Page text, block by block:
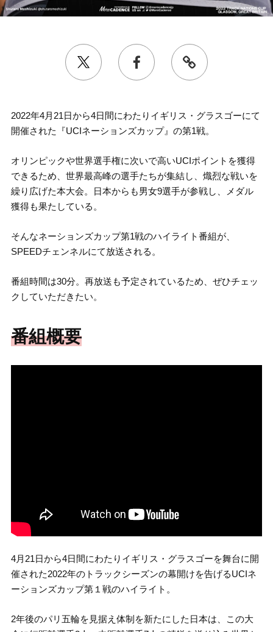
2022年4月21日から4日間にわたりイギリス・グラスゴーにて
開催された『UCIネーションズカップ』の第1戦。
オリンピックや世界選手権に次いで高いUCIポイントを獲得
できるため、世界最高峰の選手たちが集結し、熾烈な戦いを
繰り広げた本大会。日本からも男女9選手が参戦し、メダル
獲得も果たしている。
そんなネーションズカップ第1戦のハイライト番組が、
SPEEDチェンネルにて放送される。
番組時間は30分。再放送も予定されているため、ぜひチェッ
クしていただきたい。
番組概要
4月21日から4日間にわたりイギリス・グラスゴーを舞台に開
催された2022年のトラックシーズンの幕開けを告げるUCIネ
ーションズカップ第１戦のハイライト。
2年後のパリ五輪を見据え体制を新たにした日本は、この大